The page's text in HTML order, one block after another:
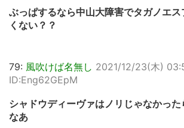
ぶっぱするなら中山大障害でタガノエス
くない？？
79: 風吹けば名無し 2021/12/23(木)
ID:Eng62GEpM
シャドウディーヴァはノリじゃなかっ
なあ